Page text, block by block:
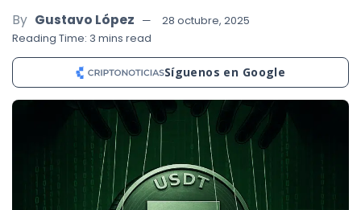
By Gustavo López
28 octubre, 2025
Reading Time: 3 mins read
Síguenos en Google